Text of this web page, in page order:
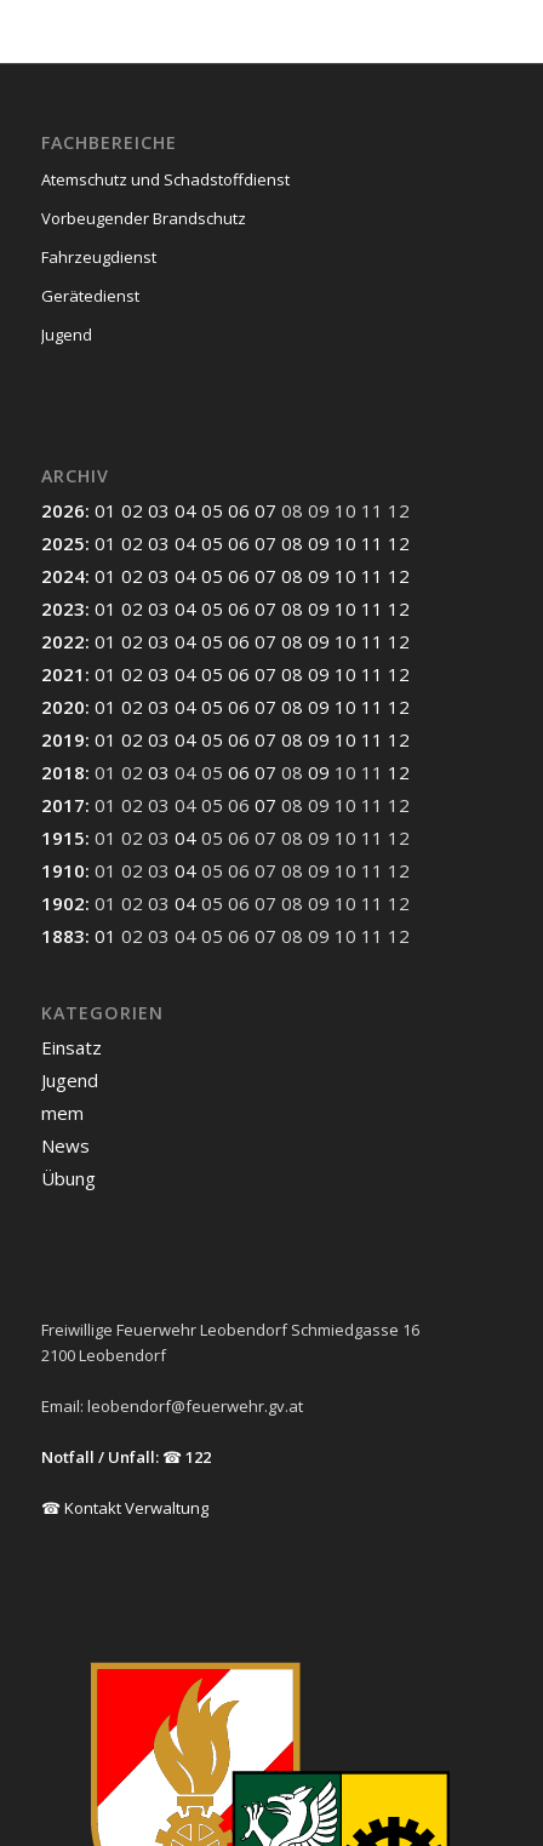
FACHBEREICHE
Atemschutz und Schadstoffdienst
Vorbeugender Brandschutz
Fahrzeugdienst
Gerätedienst
Jugend
ARCHIV
2026: 01 02 03 04 05 06 07 08 09 10 11 12
2025: 01 02 03 04 05 06 07 08 09 10 11 12
2024: 01 02 03 04 05 06 07 08 09 10 11 12
2023: 01 02 03 04 05 06 07 08 09 10 11 12
2022: 01 02 03 04 05 06 07 08 09 10 11 12
2021 : 01 02 03 04 05 06 07 08 09 10 11 12
2020: 01 02 03 04 05 06 07 08 09 10 11 12
2019: 01 02 03 04 05 06 07 08 09 10 11 12
2018: 01 02 03 04 05 06 07 08 09 10 11 12
2017: 01 02 03 04 05 06 07 08 09 10 11 12
1915: 01 02 03 04 05 06 07 08 09 10 11 12
1910: 01 02 03 04 05 06 07 08 09 10 11 12
1902: 01 02 03 04 05 06 07 08 09 10 11 12
1883: 01 02 03 04 05 06 07 08 09 10 11 12
KATEGORIEN
Einsatz
Jugend
mem
News
Übung
Freiwillige Feuerwehr Leobendorf Schmiedgasse 16
2100 Leobendorf
Email: leobendorf@feuerwehr.gv.at
Notfall / Unfall:☎122
☎ Kontakt Verwaltung